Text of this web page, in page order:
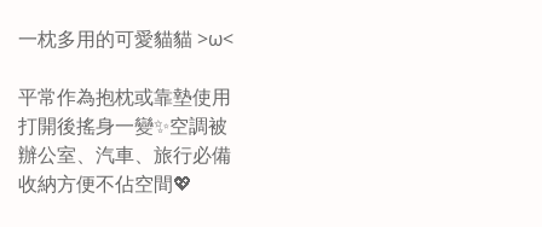
一枕多用的可愛貓貓 >ω<
平常作為抱枕或靠墊使用
打開後搖身一變✨空調被
辦公室、汽車、旅行必備
收納方便不佔空間💖